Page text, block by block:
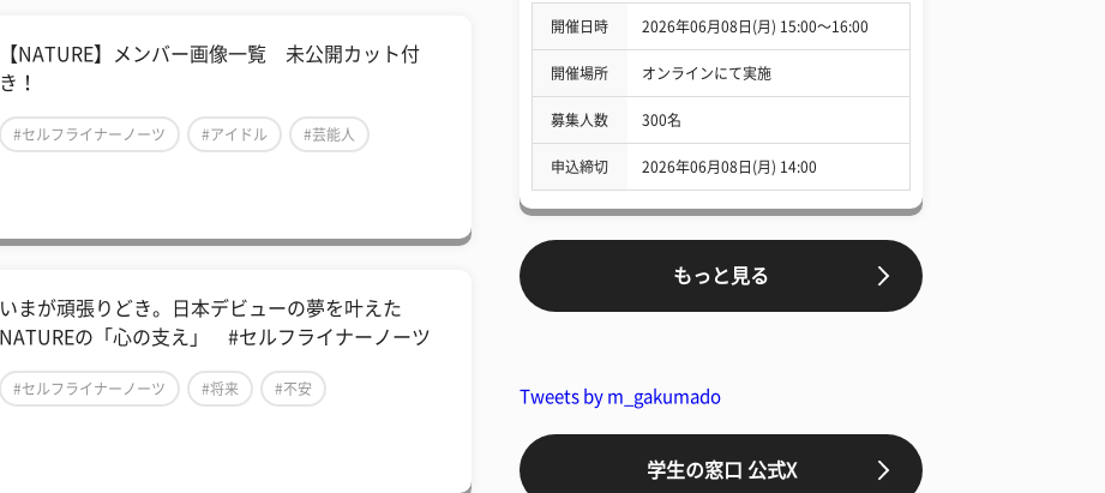
【NATURE】メンバー画像一覧 未公開カット付
き！
#セルフライナーノーツ #アイドル #芸能人
いまが頑張りどき。日本デビューの夢を叶えた
NATUREの「心の支え」 #セルフライナーノーツ
#セルフライナーノーツ #将来 #不安
開催日時 2026年06月08日(月) 15:00〜16:00
開催場所 オンラインにて実施
募集人数 300名
申込締切 2026年06月08日(月) 14:00
もっと見る
Tweets by m_gakumado
学生の窓口 公式X